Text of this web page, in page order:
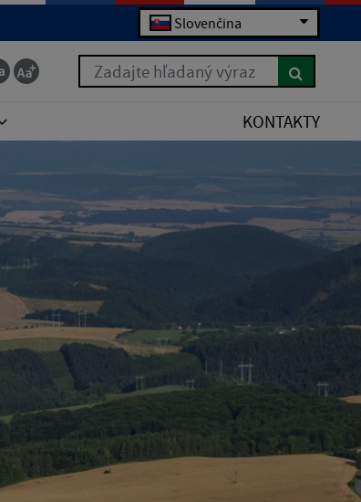
Slovenčina
Zadajte hľadaný výraz
KONTAKTY